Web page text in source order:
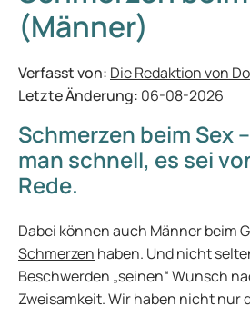
(Männer)
Verfasst von: Die Redaktion von
Letzte Änderung: 06-08-2026
Schmerzen beim Sex
man schnell, es sei
Rede.
Dabei können auch Männer beim
Schmerzen haben. Und nicht
Beschwerden „seinen“ Wunsch
Zweisamkeit. Wir haben nicht nur